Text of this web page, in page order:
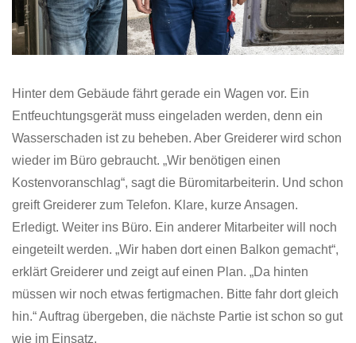
Hinter dem Gebäude fährt gerade ein Wagen vor. Ein
Entfeuchtungsgerät muss eingeladen werden, denn ein
Wasserschaden ist zu beheben. Aber Greiderer wird schon
wieder im Büro gebraucht. „Wir benötigen einen
Kostenvoranschlag“, sagt die Büromitarbeiterin. Und schon
greift Greiderer zum Telefon. Klare, kurze Ansagen.
Erledigt. Weiter ins Büro. Ein anderer Mitarbeiter will noch
eingeteilt werden. „Wir haben dort einen Balkon gemacht“,
erklärt Greiderer und zeigt auf einen Plan. „Da hinten
müssen wir noch etwas fertigmachen. Bitte fahr dort gleich
hin.“ Auftrag übergeben, die nächste Partie ist schon so gut
wie im Einsatz.